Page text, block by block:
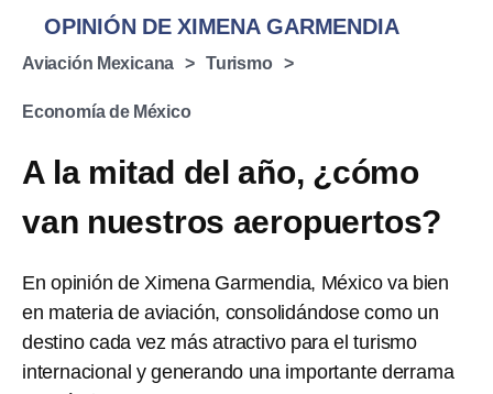
OPINIÓN DE XIMENA GARMENDIA
Aviación Mexicana Turismo
Economía de México
A la mitad del año, ¿cómo
van nuestros aeropuertos?
En opinión de Ximena Garmendia, México va bien
en materia de aviación, consolidándose como un
destino cada vez más atractivo para el turismo
internacional y generando una importante derrama